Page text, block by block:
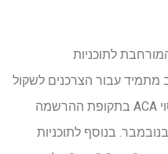
לתוכניות
מתמיד עבור הצרכנים לשקול
את כל האפשרויות בעת קניות לכיסוי ACA בתקופת ההרשמה
הפתוחה השנתית, המתחילה ב -1 בנובמבר. בנוסף לתוכניות